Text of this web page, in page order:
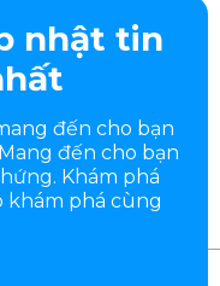
nhật tin
đến cho bạn
đến cho bạn
Khám phá
khám phá cùng